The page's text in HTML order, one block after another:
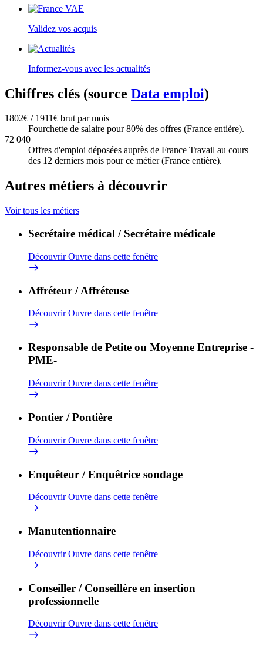
Validez vos acquis
Informez-vous avec les actualités
Chiffres clés (source Data emploi)
1802€ / 1911€ brut par mois
Fourchette de salaire pour 80% des offres (France entière).
72 040
Offres d'emploi déposées auprès de France Travail au cours
des 12 derniers mois pour ce métier (France entière).
Autres métiers à découvrir
Voir tous les métiers
Secrétaire médical / Secrétaire médicale
DécouvrirOuvre dans cette fenêtre
Affréteur / Affréteuse
DécouvrirOuvre dans cette fenêtre
Responsable de Petite ou Moyenne Entreprise -
PME-
DécouvrirOuvre dans cette fenêtre
Pontier / Pontière
DécouvrirOuvre dans cette fenêtre
Enquêteur / Enquêtrice sondage
DécouvrirOuvre dans cette fenêtre
Manutentionnaire
DécouvrirOuvre dans cette fenêtre
Conseiller / Conseillère en insertion
professionnelle
DécouvrirOuvre dans cette fenêtre